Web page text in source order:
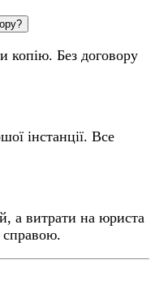
копію. Без договору
інстанції. Все
а витрати на юриста
справою.